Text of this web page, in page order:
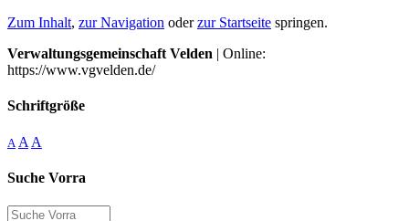
Zum Inhalt, zur Navigation oderzur Startseite springen.
Verwaltungsgemeinschaft Velden | Online:
https://www.vgvelden.de/
Schriftgröße
A A A
Suche Vorra